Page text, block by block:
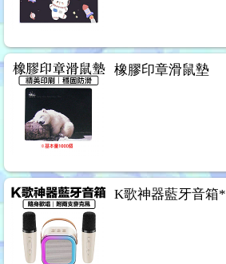
橡膠印章滑鼠墊
K歌神器藍牙音箱*